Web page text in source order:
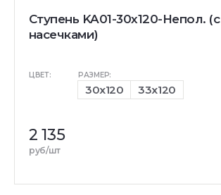
Ступень KA01-30x120-Непол. (с
насечками)
ЦВЕТ: РАЗМЕР:
30x120 33x120
2 135
руб/шт